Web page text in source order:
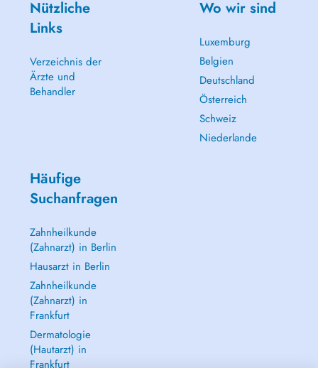
Nützliche
Links
Verzeichnis der
Ärzte und
Behandler
Wo wir sind
Luxemburg
Belgien
Deutschland
Österreich
Schweiz
Niederlande
Häufige
Suchanfragen
Zahnheilkunde
(Zahnarzt) in Berlin
Hausarzt in Berlin
Zahnheilkunde
(Zahnarzt) in
Frankfurt
Dermatologie
(Hautarzt) in
Frankfurt